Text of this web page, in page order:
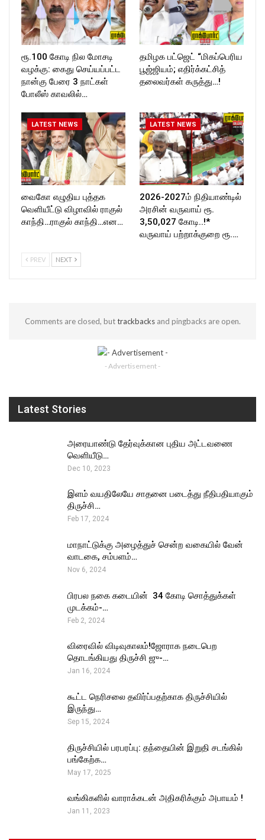
ரூ.100 கோடி நில மோசடி
வழக்கு: கைது செய்யப்பட்ட
நான்கு பேரை 3 நாட்கள்
போலீஸ் காவலில்…
தமிழக பட்ஜெட் “மிகப்பெரிய
பூஜ்ஜியம்; எதிர்க்கட்சித்
தலைவர்கள் கருத்து…!
LATEST NEWS
வைகோ எழுதிய புத்தக
வெளியீட்டு விழாவில் ராகுல்
காந்தி…ராகுல் காந்தி…என…
LATEST NEWS
2026-2027ம் நிதியாண்டில்
அரசின் வருவாய் ரூ.
3,50,027 கோடி..!*
வருவாய் பற்றாக்குறை ரூ.…
PREV NEXT
Comments are closed, buttrackbacksand pingbacks are open.
- Advertisement -
Latest Stories
அரையாண்டு தேர்வுக்கான புதிய அட்டவணை
வெளியீடு…
Dec 10, 2023
இளம் வயதிலேயே சாதனை படைத்து நீதிபதியாகும்
திருச்சி…
Feb 17, 2024
மாநாட்டுக்கு அழைத்துச் சென்ற வகையில் வேன்
வாடகை, சம்பளம்…
Nov 6, 2024
பிரபல நகை கடையின் ₹ 34 கோடி சொத்துக்கள்
முடக்கம்-…
Feb 2, 2024
விரைவில் விடிவுகாலம்!ஜோராக நடைபெற
தொடங்கியது திருச்சி ஜு-…
Jan 16, 2024
கூட்ட நெரிசலை தவிர்ப்பதற்காக திருச்சியில்
இருந்து…
Sep 15, 2024
திருச்சியில் பரபரப்பு: தந்தையின் இறுதி சடங்கில்
பங்கேற்க…
May 17, 2025
வங்கிகளில் வாராக்கடன் அதிகரிக்கும் அபாயம் !
Jan 11, 2023